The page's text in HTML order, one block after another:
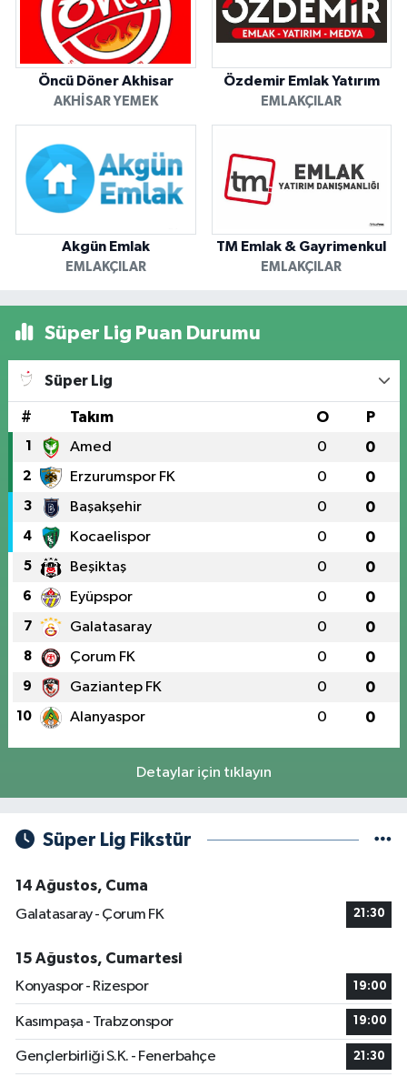
Öncü Döner Akhisar
AKHISAR YEMEK
Özdemir Emlak Yatırım
EMLAKÇILAR
Akgün Emlak
EMLAKÇILAR
TM Emlak & Gayrimenkul
EMLAKÇILAR
Süper Lig Puan Durumu
Süper Lig
# Takım O P
1 Amed 0 0
2 Erzurumspor FK 0 0
3 Başakşehir 0 0
4 Kocaelispor 0 0
5 Beşiktaş 0 0
6 Eyüpspor 0 0
7 Galatasaray 0 0
8 Çorum FK 0 0
9 Gaziantep FK 0 0
10 Alanyaspor 0 0
Detaylar için tıklayın
Süper Lig Fikstür
14 Ağustos, Cuma
Galatasaray - Çorum FK
21:30
15 Ağustos, Cumartesi
Konyaspor - Rizespor
19:00
Kasımpaşa - Trabzonspor 19:00
Gençlerbirliği S.K. - Fenerbahçe 21:30